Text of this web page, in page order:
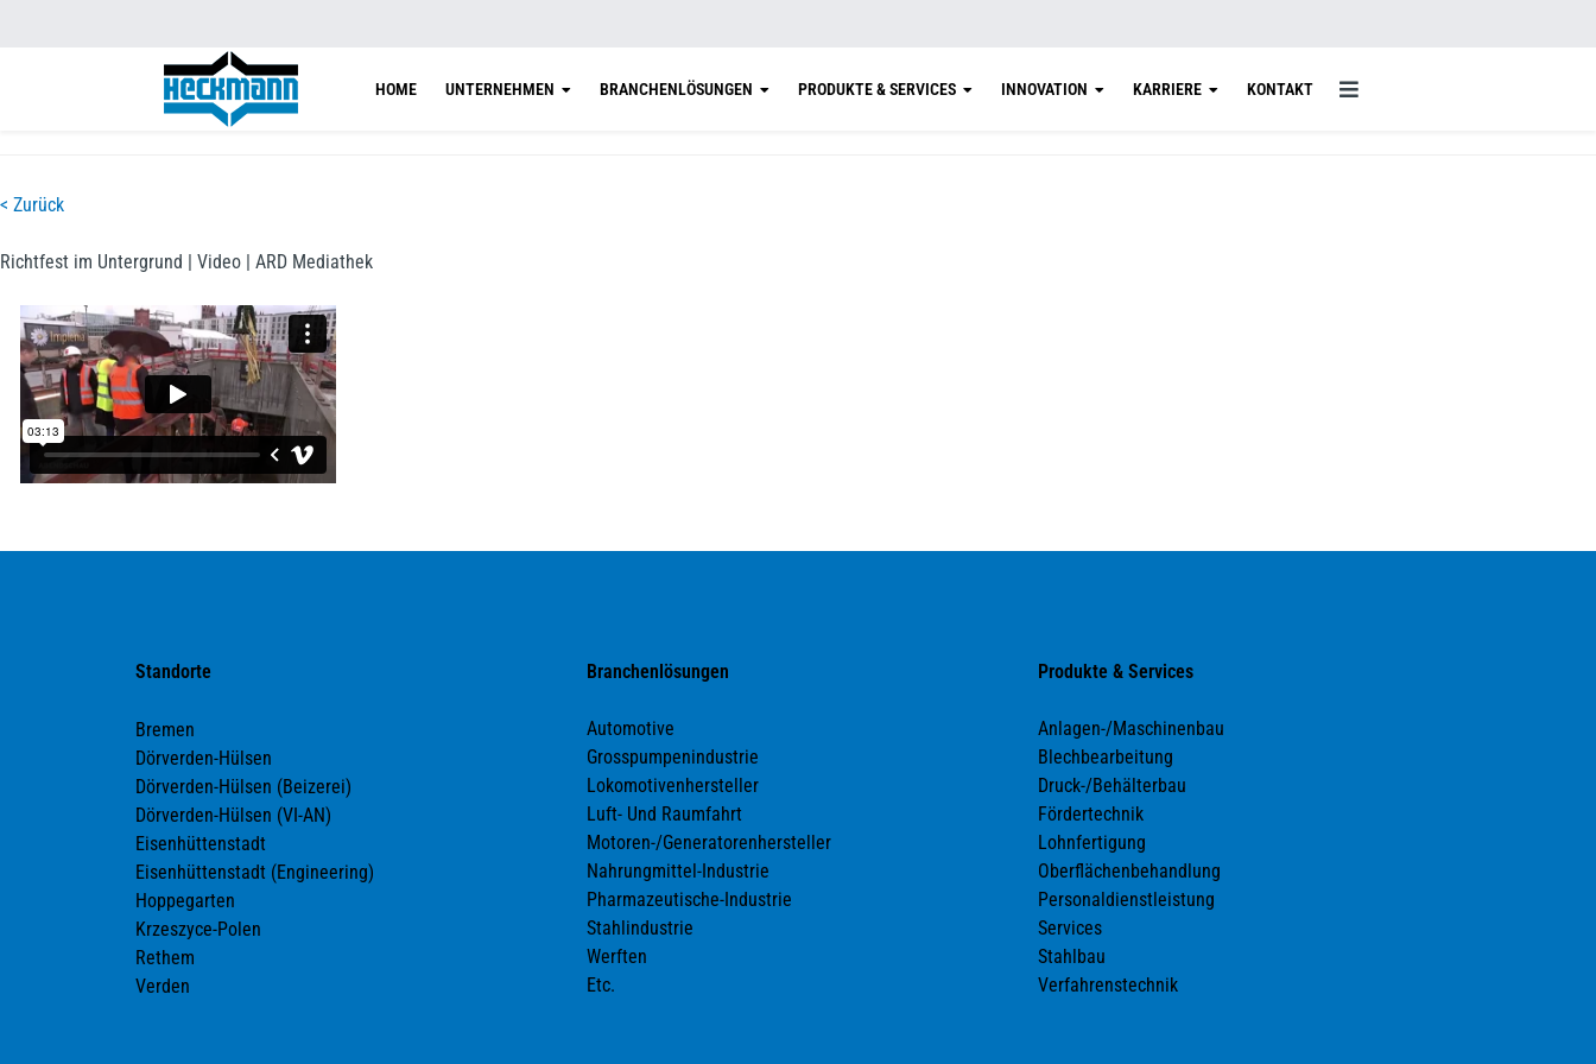
HOME UNTERNEHMEN BRANCHENLÖSUNGEN PRODUKTE & SERVICES INNOVATION KARRIERE KONTAKT
< Zurück
Richtfest im Untergrund | Video | ARD Mediathek
Standorte
Bremen
Dörverden-Hülsen
Dörverden-Hülsen (Beizerei)
Dörverden-Hülsen (VI-AN)
Eisenhüttenstadt
Eisenhüttenstadt (Engineering)
Hoppegarten
Krzeszyce-Polen
Rethem
Verden
Branchenlösungen
Automotive
Grosspumpenindustrie
Lokomotivenhersteller
Luft- Und Raumfahrt
Motoren-/Generatorenhersteller
Nahrungmittel-Industrie
Pharmazeutische-Industrie
Stahlindustrie
Werften
Etc.
Produkte & Services
Anlagen-/Maschinenbau
Blechbearbeitung
Druck-/Behälterbau
Fördertechnik
Lohnfertigung
Oberflächenbehandlung
Personaldienstleistung
Services
Stahlbau
Verfahrenstechnik